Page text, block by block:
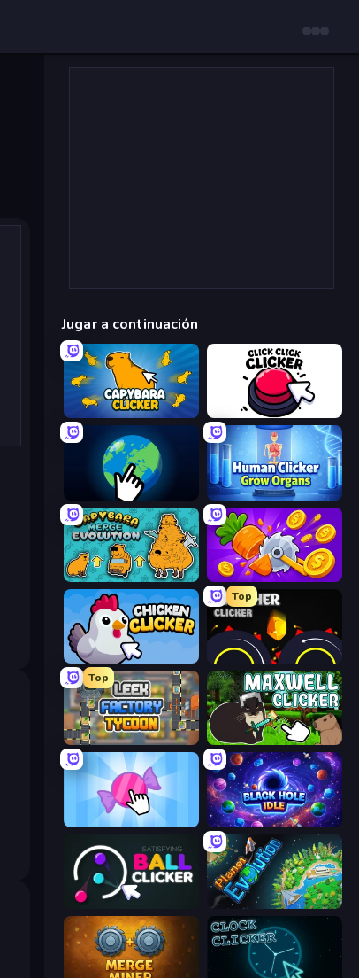
Jugar a continuación
Capybara Clicker Click Click Clicker
Planet Clicker 2 Human Clicker: Grow Organs
Capybara Merge Evolution Farm Ring Idle
Chicken Clicker
Top
Crusher Clicker
Top
Leek Factory Tycoon Maxwell Clicker
Candy Clicker 2 Black Hole Idle
Satisfying Ball Clicker Planet Evolution: Idle Clicker